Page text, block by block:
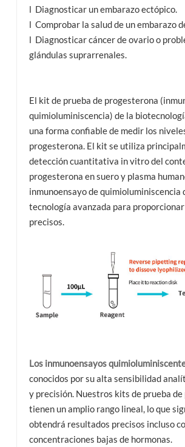
l Diagnosticar un embarazo ectópico.
l Comprobar la salud de un embarazo
l Diagnosticar cáncer de ovario o
glándulas suprarrenales.
El kit de prueba de progesterona
quimioluminiscencia) de la
una forma confiable de medir los
progesterona. El kit se utiliza
detección cuantitativa in vitro del
progesterona en suero y plasma
inmunoensayo de quimioluminiscencia
tecnología avanzada para
precisos.
Los inmunoensayos
conocidos por su alta sensibilidad
y precisión. Nuestros kits de prueba
tienen un amplio rango lineal, lo que
obtendrá resultados precisos incluso
concentraciones bajas de hormonas.